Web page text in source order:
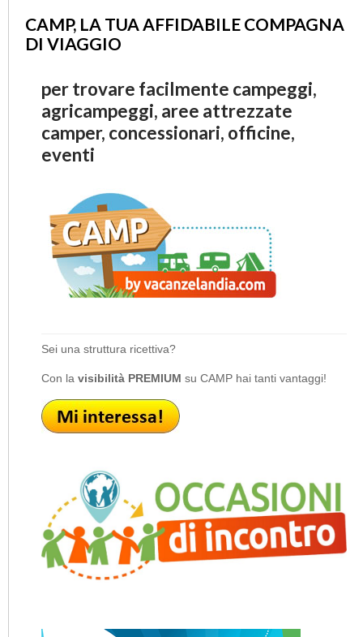
CAMP, LA TUA AFFIDABILE COMPAGNA
DI VIAGGIO
per trovare facilmente campeggi,
agricampeggi, aree attrezzate
camper, concessionari, officine,
eventi
Sei una struttura ricettiva?
Con la visibilità PREMIUM su CAMP hai tanti vantaggi!